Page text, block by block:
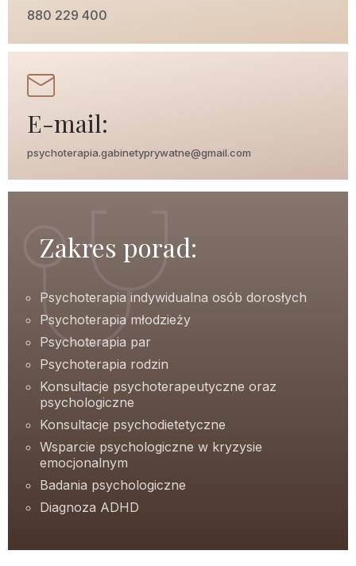
880 229 400
E-mail:
psychoterapia.gabinetyprywatne@gmail.com
Zakres porad:
Psychoterapia indywidualna osób dorosłych
Psychoterapia młodzieży
Psychoterapia par
Psychoterapia rodzin
Konsultacje psychoterapeutyczne oraz
psychologiczne
Konsultacje psychodietetyczne
Wsparcie psychologiczne w kryzysie
emocjonalnym
Badania psychologiczne
Diagnoza ADHD